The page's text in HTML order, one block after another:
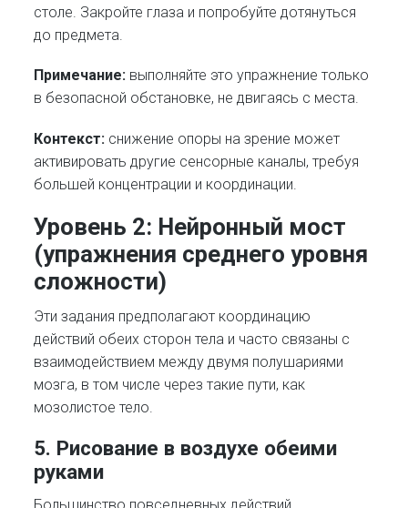
столе. Закройте глаза и попробуйте дотянуться
до предмета.
Примечание: выполняйте это упражнение только
в безопасной обстановке, не двигаясь с места.
Контекст: снижение опоры на зрение может
активировать другие сенсорные каналы, требуя
большей концентрации и координации.
Уровень 2: Нейронный мост
(упражнения среднего уровня
сложности)
Эти задания предполагают координацию
действий обеих сторон тела и часто связаны с
взаимодействием между двумя полушариями
мозга, в том числе через такие пути, как
мозолистое тело.
5. Рисование в воздухе обеими
руками